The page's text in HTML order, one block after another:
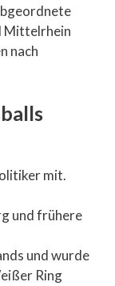
Mittelrhein
nach
mit.
und frühere
und wurde
Ring